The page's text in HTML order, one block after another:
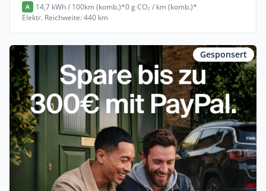
A 14,7 kWh / 100km (komb.)*0 g CO₂ / km (komb.)*
Elektr. Reichweite: 440 km
Gesponsert